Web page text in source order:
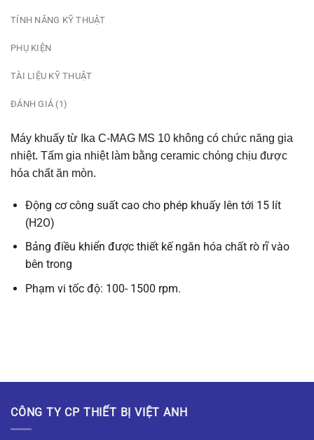
TÍNH NĂNG KỸ THUẬT
PHỤ KIỆN
TÀI LIỆU KỸ THUẬT
ĐÁNH GIÁ (1)
Máy khuấy từ Ika C-MAG MS 10 không có chức năng gia
nhiệt. Tấm gia nhiệt làm bằng ceramic chóng chịu được
hóa chất ăn mòn.
Động cơ công suất cao cho phép khuấy lên tới 15 lít
(H2O)
Bảng điều khiển được thiết kế ngăn hóa chất rò rĩ vào
bên trong
Phạm vi tốc độ: 100- 1500 rpm.
CÔNG TY CP THIẾT BỊ VIỆT ANH